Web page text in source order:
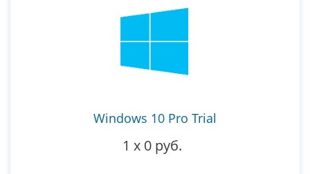
Windows 10 Pro Trial
1 x 0 руб.